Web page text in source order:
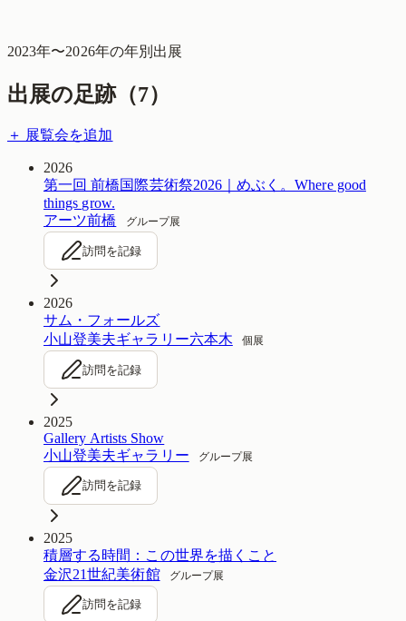
2023年〜2026年の年別出展
出展の足跡（7）
＋ 展覧会を追加
2026
第一回 前橋国際芸術祭2026｜めぶく。Where good
things grow.
アーツ前橋
グループ展
訪問を記録
2026
サム・フォールズ
小山登美夫ギャラリー六本木
個展
訪問を記録
2025
Gallery Artists Show
小山登美夫ギャラリー
グループ展
訪問を記録
2025
積層する時間：この世界を描くこと
金沢21世紀美術館
グループ展
訪問を記録